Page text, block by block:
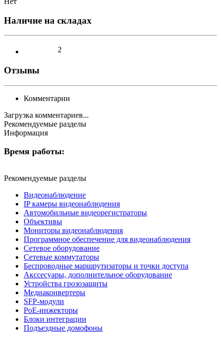
Наличие на складах
2
Отзывы
Комментарии
Загрузка комментариев...
Рекомендуемые разделы
Информация
Время работы:
Рекомендуемые разделы
Видеонаблюдение
IP камеры видеонаблюдения
Автомобильные видеорегистраторы
Объективы
Мониторы видеонаблюдения
Программное обеспечение для видеонаблюдения
Сетевое оборудование
Сетевые коммутаторы
Беспроводные маршрутизаторы и точки доступа
Акссесуары, дополнительное оборудование
Устройства грозозащиты
Медиаконвертеры
SFP-модули
РоЕ-инжекторы
Блоки интеграции
Подъездные домофоны